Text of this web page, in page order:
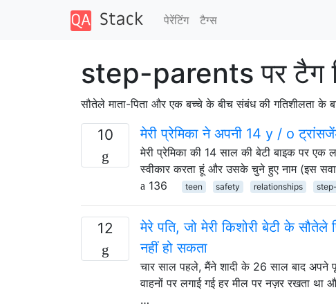
पेरेंटिंग टैग्‍स
step-parents पर टैग
सौतेले माता-पिता और एक बच्चे के बीच संबंध की गतिशीलता के
10 मेरी प्रेमिका ने अपनी 14 y / o
मेरी प्रेमिका की 14 साल की बेटी बाइक पर
स्वीकार करता हूं और उसके चुने हुए नाम (इस
136
teen safety relationships
12
मेरे पति, जो मेरी किशोरी बेटी के
नहीं हो सकता
चार साल पहले, मैंने शादी के 26 साल बाद अपने
वाहनों पर लगाई गई हर मील पर नज़र रखता
…